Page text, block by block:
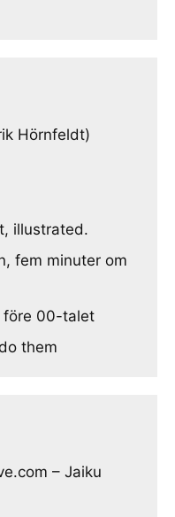
Hörnfeldt)
illustrated.
fem minuter om
före 00-talet
them
– Jaiku